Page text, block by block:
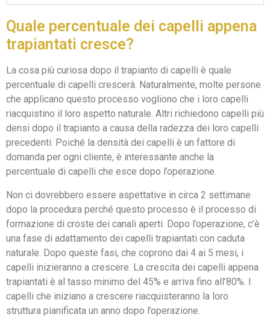
Quale percentuale dei capelli appena
trapiantati cresce?
La cosa più curiosa dopo il trapianto di capelli è quale
percentuale di capelli crescerà. Naturalmente, molte persone
che applicano questo processo vogliono che i loro capelli
riacquistino il loro aspetto naturale. Altri richiedono capelli più
densi dopo il trapianto a causa della radezza dei loro capelli
precedenti. Poiché la densità dei capelli è un fattore di
domanda per ogni cliente, è interessante anche la
percentuale di capelli che esce dopo l’operazione.
Non ci dovrebbero essere aspettative in circa 2 settimane
dopo la procedura perché questo processo è il processo di
formazione di croste dei canali aperti. Dopo l’operazione, c’è
una fase di adattamento dei capelli trapiantati con caduta
naturale. Dopo queste fasi, che coprono dai 4 ai 5 mesi, i
capelli inizieranno a crescere. La crescita dei capelli appena
trapiantati è al tasso minimo del 45% e arriva fino all’80%. I
capelli che iniziano a crescere riacquisteranno la loro
struttura pianificata un anno dopo l’operazione.